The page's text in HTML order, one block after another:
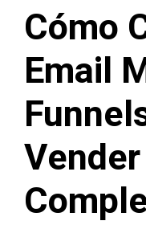
Cómo
Email